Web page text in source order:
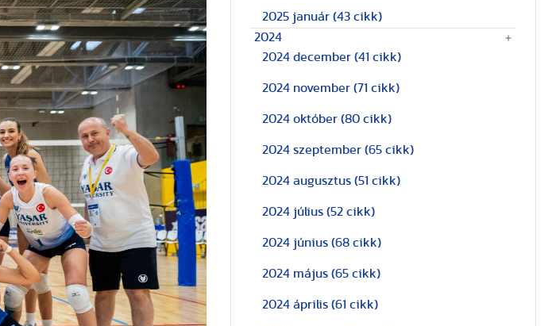
2025 január (43 cikk)
2024
2024 december (41 cikk)
2024 november (71 cikk)
2024 október (80 cikk)
2024 szeptember (65 cikk)
2024 augusztus (51 cikk)
2024 július (52 cikk)
2024 június (68 cikk)
2024 május (65 cikk)
2024 április (61 cikk)